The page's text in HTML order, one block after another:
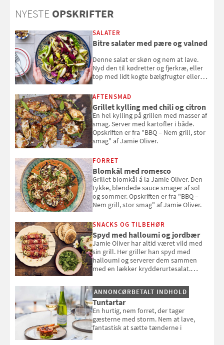
NYESTE OPSKRIFTER
SALATER
Bitre salater med pære og valnød
Denne salat er skøn og nem at lave.
Nyd den til kødretter og fjerkræ, eller
top med lidt kogte bælgfrugter eller
selvstændigt måltid. Opskriften er fra
Louisa Lorangs kogebog "Salat".
AFTENSMAD
Grillet kylling med chili og citron
En hel kylling på grillen med masser af
smag. Server med kartofler i både.
Opskriften er fra "BBQ – Nem grill, stor
smag" af Jamie Oliver.
FORRET
Blomkål med romesco
Grillet blomkål á la Jamie Oliver. Den
tykke, blendede sauce smager af sol
og sommer. Opskriften er fra "BBQ –
Nem grill, stor smag" af Jamie Oliver.
SNACKS OG TILBEHØR
Spyd med halloumi og jordbær
Jamie Oliver har altid været vild med
sin grill. Her griller han spyd med
halloumi og serverer dem sammen
med en lækker krydderurtesalat.
smag" af Jamie Oliver.
ANNONCØRBETALT INDHOLD
Tuntartar
En hurtig, nem forret, der tager
gæsterne med storm. Nem at lave,
fantastisk at sætte tænderne i